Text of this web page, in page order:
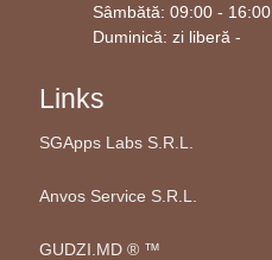
Sâmbătă: 09:00 - 16:00
Duminică: zi liberă -
Links
SGApps Labs S.R.L.
Anvos Service S.R.L.
GUDZI.MD ®️ ™️